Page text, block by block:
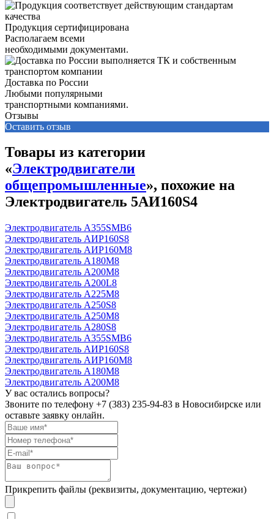
Продукция сертифицирована
Располагаем всеми
необходимыми документами.
Доставка по России
Любыми популярными
транспортными компаниями.
Отзывы
Оставить отзыв
Товары из категории
«Электродвигатели
общепромышленные», похожие на
Электродвигатель 5АИ160S4
Электродвигатель А355SМВ6
Электродвигатель АИР160S8
Электродвигатель АИР160М8
Электродвигатель А180М8
Электродвигатель А200М8
Электродвигатель А200L8
Электродвигатель А225М8
Электродвигатель А250S8
Электродвигатель А250М8
Электродвигатель А280S8
Электродвигатель А355SМВ6
Электродвигатель АИР160S8
Электродвигатель АИР160М8
Электродвигатель А180М8
Электродвигатель А200М8
У вас остались вопросы?
Звоните по телефону +7 (383) 235-94-83 в Новосибирске или
оставьте заявку онлайн.
Прикрепить файлы (реквизиты, документацию, чертежи)